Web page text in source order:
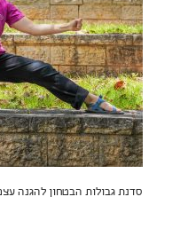
סדנת גבולות הבטחון להגנה